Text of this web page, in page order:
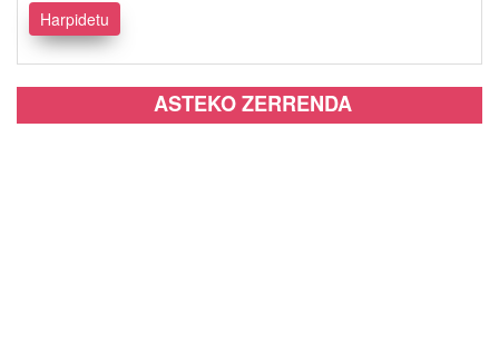
ASTEKO ZERRENDA